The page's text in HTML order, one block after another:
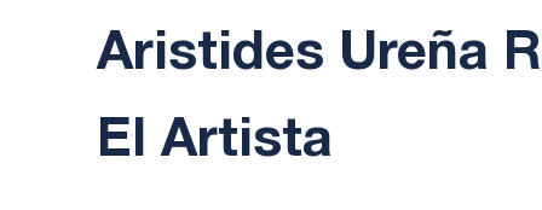
Aristides Ureña
El Artista